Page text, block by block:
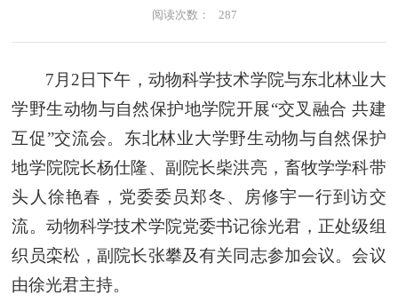
阅读次数：
287
7月2日下午，动物科学技术学院与东北林业大
学野生动物与自然保护地学院开展“交叉融合 共建
互促”交流会。东北林业大学野生动物与自然保护
地学院院长杨仕隆、副院长柴洪亮，畜牧学学科带
头人徐艳春，党委委员郑冬、房修宇一行到访交
流。动物科学技术学院党委书记徐光君，正处级组
织员栾松，副院长张攀及有关同志参加会议。会议
由徐光君主持。